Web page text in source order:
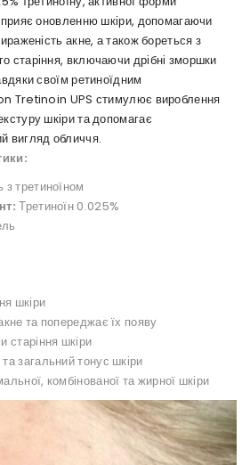
оновленню шкіри, допомагаючи
акне, а також бореться з
старіння, включаючи дрібні зморшки
своїм ретиноїдним
Tretinoin UPS стимулює вироблення
шкіри та допомагає
вигляд обличчя.
з третиноїном
Третиноїн 0.025%
шкіри
та попереджає їх появу
старіння шкіри
загальний тонус шкіри
комбінованої та жирної шкіри